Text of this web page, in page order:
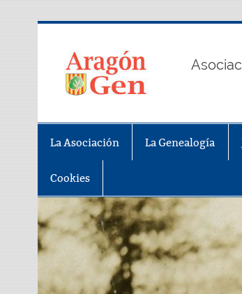
La Asociación La Genealogía
Cookies